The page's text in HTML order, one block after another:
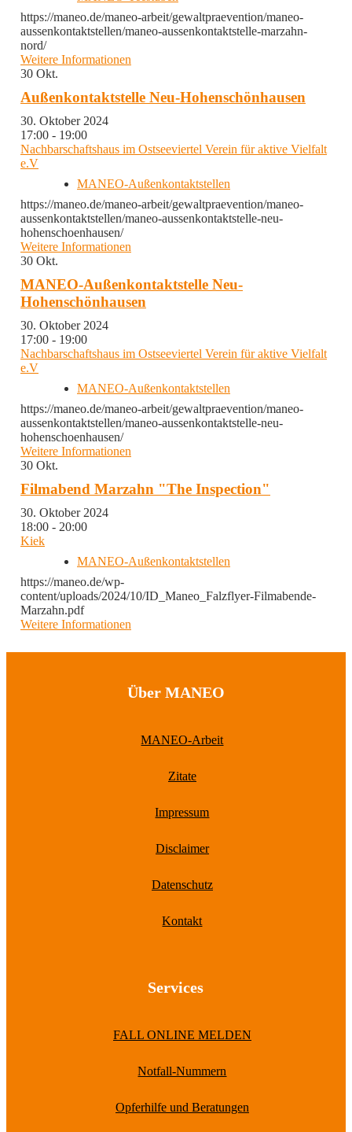
https://maneo.de/maneo-arbeit/gewaltpraevention/maneo-
aussenkontaktstellen/maneo-aussenkontaktstelle-marzahn-
nord/
Weitere Informationen
30 Okt.
Außenkontaktstelle Neu-Hohenschönhausen
30. Oktober 2024
17:00 - 19:00
Nachbarschaftshaus im Ostseeviertel Verein für aktive Vielfalt
e.V
MANEO-Außenkontaktstellen
https://maneo.de/maneo-arbeit/gewaltpraevention/maneo-
aussenkontaktstellen/maneo-aussenkontaktstelle-neu-
hohenschoenhausen/
Weitere Informationen
30 Okt.
MANEO-Außenkontaktstelle Neu-
Hohenschönhausen
30. Oktober 2024
17:00 - 19:00
Nachbarschaftshaus im Ostseeviertel Verein für aktive Vielfalt
e.V
MANEO-Außenkontaktstellen
https://maneo.de/maneo-arbeit/gewaltpraevention/maneo-
aussenkontaktstellen/maneo-aussenkontaktstelle-neu-
hohenschoenhausen/
Weitere Informationen
30 Okt.
Filmabend Marzahn "The Inspection"
30. Oktober 2024
18:00 - 20:00
Kiek
MANEO-Außenkontaktstellen
https://maneo.de/wp-
content/uploads/2024/10/ID_Maneo_Falzflyer-Filmabende-
Marzahn.pdf
Weitere Informationen
Über MANEO
MANEO-Arbeit
Zitate
Impressum
Disclaimer
Datenschutz
Kontakt
Services
FALL ONLINE MELDEN
Notfall-Nummern
Opferhilfe und Beratungen